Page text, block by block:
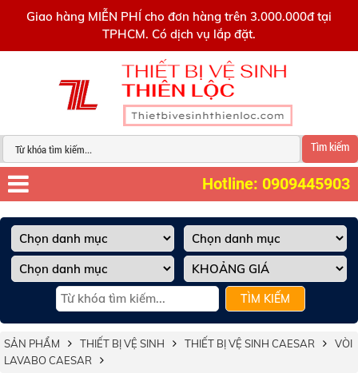
Giao hàng MIỄN PHÍ cho đơn hàng trên 3.000.000đ tại
TPHCM. Có dịch vụ lắp đặt.
Tìm kiếm
Hotline: 0909445903
TÌM KIẾM
SẢN PHẨM THIẾT BỊ VỆ SINH THIẾT BỊ VỆ SINH CAESAR
VÒI
LAVABO CAESAR
0909445903